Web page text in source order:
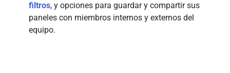
filtros, y opciones para guardar y compartir sus
paneles con miembros internos y externos del
equipo.